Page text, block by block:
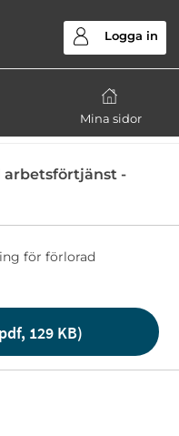
Mina sidor
Logga in
arbetsförtjänst -
för förlorad
129 KB)